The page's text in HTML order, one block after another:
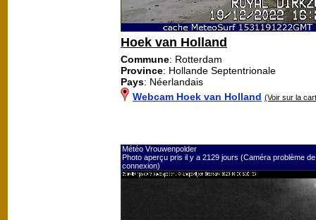
Hoek van Holland
Commune: Rotterdam
Province: Hollande Septentrionale
Pays: Néerlandais
Webcam Hoek van Holland (Voir sur la
Météo Vrouwenpolder
Photo aperçu pris il y a 2129 jours (Caméra problème de
connexion)